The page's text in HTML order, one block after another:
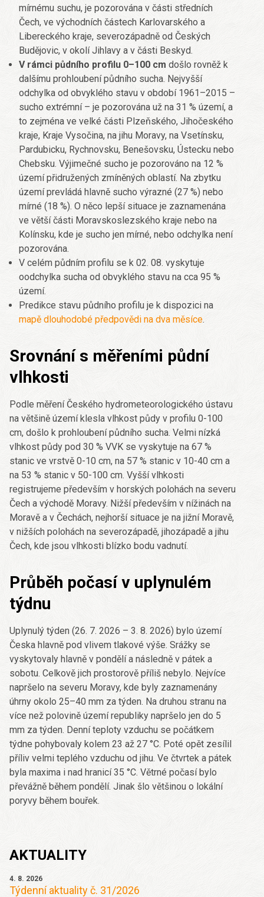
mírnému suchu, je pozorována v části středních
Čech, ve východních částech Karlovarského a
Libereckého kraje, severozápadně od Českých
Budějovic, v okolí Jihlavy a v části Beskyd.
V rámci půdního profilu 0–100 cm došlo rovněž k
dalšímu prohloubení půdního sucha. Nejvyšší
odchylka od obvyklého stavu v období 1961–2015 –
sucho extrémní – je pozorována už na 31 % území, a
to zejména ve velké části Plzeňského, Jihočeského
kraje, Kraje Vysočina, na jihu Moravy, na Vsetínsku,
Pardubicku, Rychnovsku, Benešovsku, Ústecku nebo
Chebsku. Výjimečné sucho je pozorováno na 12 %
území přidružených zmíněných oblastí. Na zbytku
území prevládá hlavně sucho výrazné (27 %) nebo
mírné (18 %). O něco lepší situace je zaznamenána
ve větší části Moravskoslezského kraje nebo na
Kolínsku, kde je sucho jen mírné, nebo odchylka není
pozorována.
V celém půdním profilu se k 02. 08. vyskytuje
oodchylka sucha od obvyklého stavu na cca 95 %
území.
Predikce stavu půdního profilu je k dispozici na
mapě dlouhodobé předpovědi na dva měsíce.
Srovnání s měřeními půdní
vlhkosti
Podle měření Českého hydrometeorologického ústavu
na většině území klesla vlhkost půdy v profilu 0-100
cm, došlo k prohloubení půdního sucha. Velmi nízká
vlhkost půdy pod 30 % VVK se vyskytuje na 67 %
stanic ve vrstvě 0-10 cm, na 57 % stanic v 10-40 cm a
na 53 % stanic v 50-100 cm. Vyšší vlhkosti
registrujeme především v horských polohách na severu
Čech a východě Moravy. Nižší především v nížinách na
Moravě a v Čechách, nejhorší situace je na jižní Moravě,
v nižších polohách na severozápadě, jihozápadě a jihu
Čech, kde jsou vlhkosti blízko bodu vadnutí.
Průběh počasí v uplynulém
týdnu
Uplynulý týden (26. 7. 2026 – 3. 8. 2026) bylo území
Česka hlavně pod vlivem tlakové výše. Srážky se
vyskytovaly hlavně v pondělí a následně v pátek a
sobotu. Celkově jich prostorově příliš nebylo. Nejvíce
napršelo na severu Moravy, kde byly zaznamenány
úhrny okolo 25–40 mm za týden. Na druhou stranu na
více než polovině území republiky napršelo jen do 5
mm za týden. Denní teploty vzduchu se počátkem
týdne pohybovaly kolem 23 až 27 °C. Poté opět zesílil
příliv velmi teplého vzduchu od jihu. Ve čtvrtek a pátek
byla maxima i nad hranicí 35 °C. Větrné počasí bylo
převážně během pondělí. Jinak šlo většinou o lokální
poryvy během bouřek.
AKTUALITY
4. 8. 2026
Týdenní aktuality č. 31/2026